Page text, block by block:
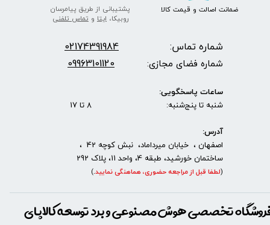
پشتیبانی از طریق پیامرسان
روبیکا، ایتا و تماس تلفنی
ضمانت اصالت و قیمت​​​​​​​ کالا ​​​​​​​
تخصصی هوش مصنوعی و برد توسعه کالاپای
شماره تماس: 02174391984
شماره فضای مجازی: 09963101120
ساعات پاسخگویی:
شنبه تا پنج‌شنبه: 8 تا 17
آدرس:
اصفهان ، خیابان میرداماد، نبش کوچه 42 ،
ساختمان خورشید، طبقه 4، واحد 11، پلاک 292
(لطفا قبل از مراجعه حضوری، هماهنگی نمایید.
)